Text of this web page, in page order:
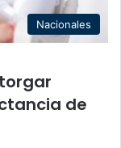
Nacionales
de